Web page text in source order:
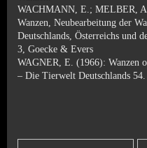
WACHMANN, E.; MELBER,
Wanzen, Neubearbeitung der
Deutschlands, Österreichs und
3, Goecke & Evers
WAGNER, E. (1966): Wanzen
– Die Tierwelt Deutschlands